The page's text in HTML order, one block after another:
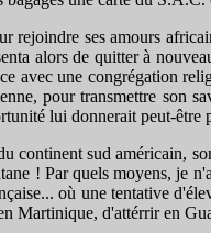
rejoindre ses amours
alors de quitter à
avec une congrégation
pour transmettre son
lui donnerait peut-
continent sud américain,
! Par quels moyens, je
où une tentative
Martinique, d'attérrir en